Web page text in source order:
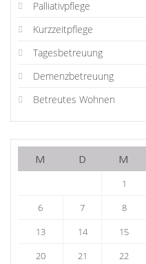
Palliativpflege
Kurzzeitpflege
Tagesbetreuung
Demenzbetreuung
Betreutes Wohnen
M D M
1
6
7 8
13
14 15
20
21 22